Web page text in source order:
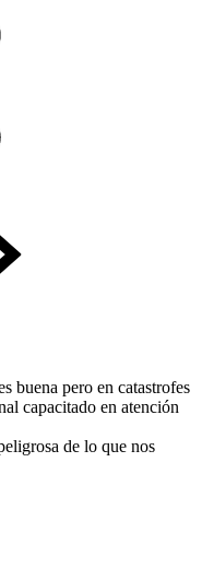
buena pero en catastrofes
capacitado en atención
de lo que nos